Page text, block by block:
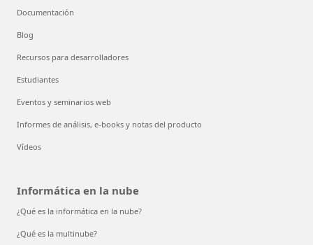
Documentación
Blog
Recursos para desarrolladores
Estudiantes
Eventos y seminarios web
Informes de análisis, e-books y notas del producto
Vídeos
Informática en la nube
¿Qué es la informática en la nube?
¿Qué es la multinube?